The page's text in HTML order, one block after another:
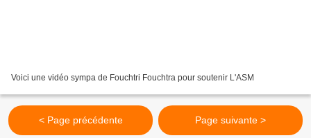
Voici une vidéo sympa de Fouchtri Fouchtra pour soutenir L'ASM
< Page précédente Page suivante >